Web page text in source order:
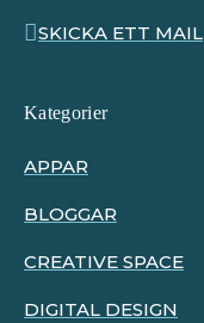
SKICKA ETT MAIL
Kategorier
APPAR
BLOGGAR
CREATIVE SPACE
DIGITAL DESIGN